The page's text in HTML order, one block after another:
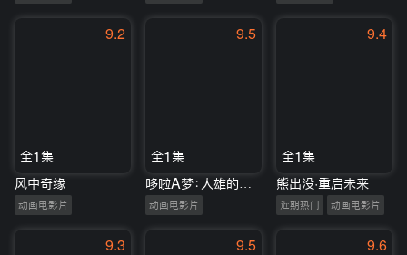
9.2
全1集
风中奇缘
动画电影片
9.5
全1集
动画电影片
9.4
全1集
熊出没·重启未来
近期热门 动画电影片
9.3 9.5 9.6